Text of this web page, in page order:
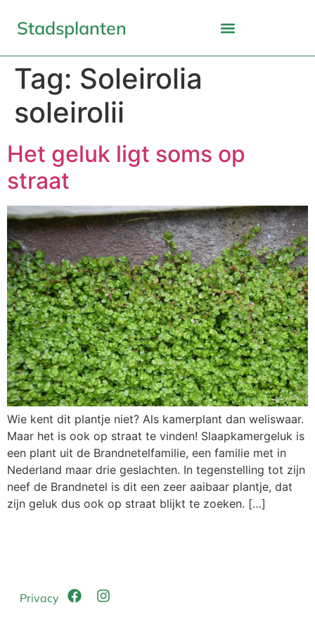
Stadsplanten
Tag: Soleirolia
soleirolii
Het geluk ligt soms op
straat
Wie kent dit plantje niet? Als kamerplant dan weliswaar.
Maar het is ook op straat te vinden! Slaapkamergeluk is
een plant uit de Brandnetelfamilie, een familie met in
Nederland maar drie geslachten. In tegenstelling tot zijn
neef de Brandnetel is dit een zeer aaibaar plantje, dat
zijn geluk dus ook op straat blijkt te zoeken. […]
Privacy